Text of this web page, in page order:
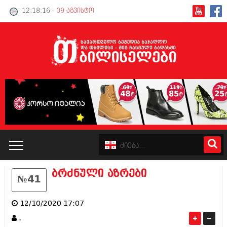
12:18:16 - 09 აგვისტო
კატალოგი
პოლიტიკა
№41
ბრძნული აზრები
12/10/2020 17:07
.